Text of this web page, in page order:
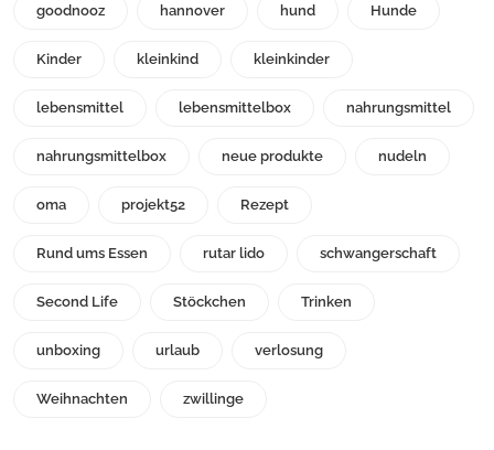
goodnooz hannover hund Hunde
Kinder kleinkind kleinkinder
lebensmittel lebensmittelbox nahrungsmittel
nahrungsmittelbox neue produkte nudeln
oma projekt52 Rezept
Rund ums Essen rutar lido schwangerschaft
Second Life Stöckchen Trinken
unboxing urlaub verlosung
Weihnachten zwillinge